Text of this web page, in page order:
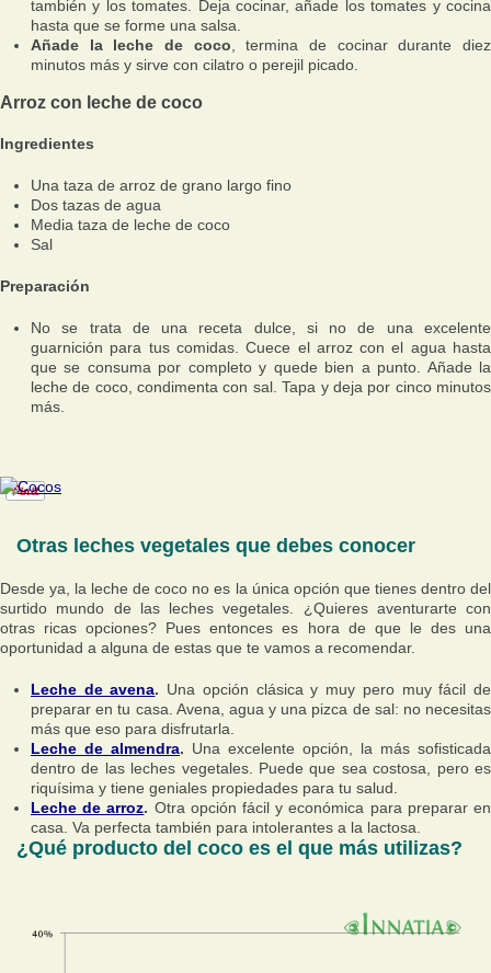
también y los tomates. Deja cocinar, añade los tomates y cocina
hasta que se forme una salsa.
Añade la leche de coco , termina de cocinar durante diez
minutos más y sirve con cilatro o perejil picado.
Arroz con leche de coco
Ingredientes
Una taza de arroz de grano largo fino
Dos tazas de agua
Media taza de leche de coco
Sal
Preparación
No se trata de una receta dulce, si no de una excelente
guarnición para tus comidas. Cuece el arroz con el agua hasta
que se consuma por completo y quede bien a punto. Añade la
leche de coco, condimenta con sal. Tapa y deja por cinco minutos
más.
Otras leches vegetales que debes conocer
Desde ya, la leche de coco no es la única opción que tienes dentro del
surtido mundo de las leches vegetales. ¿Quieres aventurarte con
otras ricas opciones? Pues entonces es hora de que le des una
oportunidad a alguna de estas que te vamos a recomendar.
Leche de avena. Una opción clásica y muy pero muy fácil de
preparar en tu casa. Avena, agua y una pizca de sal: no necesitas
más que eso para disfrutarla.
Leche de almendra. Una excelente opción, la más sofisticada
dentro de las leches vegetales. Puede que sea costosa, pero es
riquísima y tiene geniales propiedades para tu salud.
Leche de arroz. Otra opción fácil y económica para preparar en
casa. Va perfecta también para intolerantes a la lactosa.
¿Qué producto del coco es el que más utilizas?